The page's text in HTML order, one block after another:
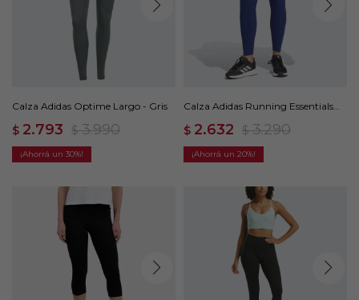
Calza Adidas Optime Largo - Gris
$ 2.793 $ 3.990
30
Calza Adidas Running Essentials
$ 2.632 $ 3.290
20